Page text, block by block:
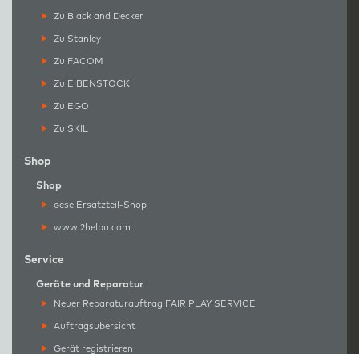
Zu Black and Decker
Zu Stanley
Zu FACOM
Zu EIBENSTOCK
Zu EGO
Zu SKIL
Shop
Shop
gese Ersatzteil-Shop
www.2helpu.com
Service
Geräte und Reparatur
Neuer Reparaturauftrag FAIR PLAY SERVICE
Auftragsübersicht
Gerät registrieren